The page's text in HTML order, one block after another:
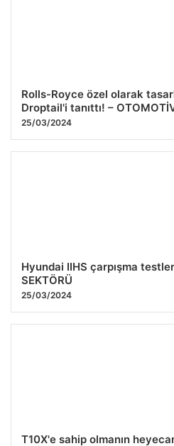
Rolls-Royce özel olarak
Droptail'i tanıttı! –
25/03/2024
Hyundai IIHS çarpışma
SEKTÖRÜ
25/03/2024
T10X'e sahip olmanın